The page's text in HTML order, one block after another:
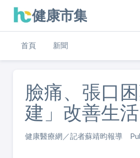
健康市集
首頁 新聞
臉痛、張口
建」改善生
健康醫療網／記者蘇靖昀報導